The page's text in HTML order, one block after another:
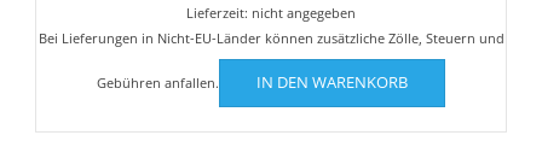
Lieferzeit: nicht angegeben
Bei Lieferungen in Nicht-EU-Länder können zusätzliche Zölle, Steuern und
Gebühren anfallen. IN DEN WARENKORB